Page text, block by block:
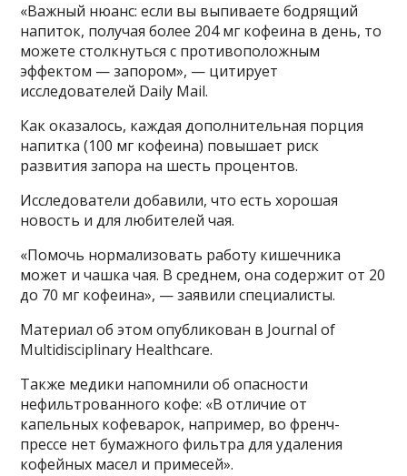
«Важный нюанс: если вы выпиваете бодрящий
напиток, получая более 204 мг кофеина в день, то
можете столкнуться с противоположным
эффектом — запором», — цитирует
исследователей Daily Mail.
Как оказалось, каждая дополнительная порция
напитка (100 мг кофеина) повышает риск
развития запора на шесть процентов.
Исследователи добавили, что есть хорошая
новость и для любителей чая.
«Помочь нормализовать работу кишечника
может и чашка чая. В среднем, она содержит от 20
до 70 мг кофеина», — заявили специалисты.
Материал об этом опубликован в Journal of
Multidisciplinary Healthcare.
Также медики напомнили об опасности
нефильтрованного кофе: «В отличие от
капельных кофеварок, например, во френч-
прессе нет бумажного фильтра для удаления
кофейных масел и примесей».